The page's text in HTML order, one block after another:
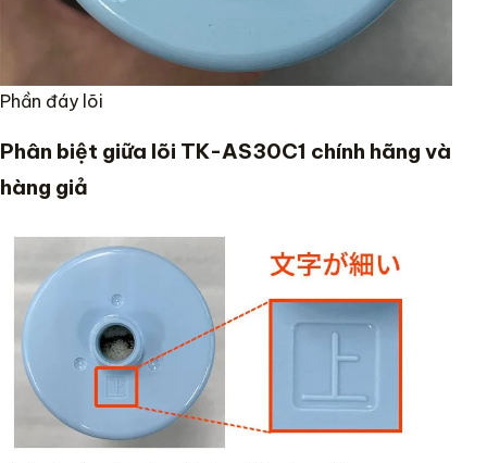
Phần đáy lõi
Phân biệt giữa lõi TK-AS30C1 chính hãng và
hàng giả